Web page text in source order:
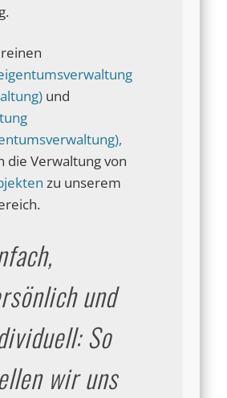
und
,
die Verwaltung von
zu unserem
und
So
wir uns